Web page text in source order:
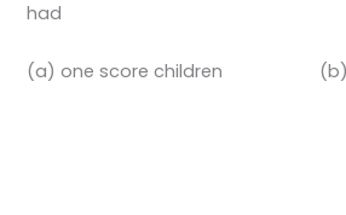
had
(a) one score children (b)